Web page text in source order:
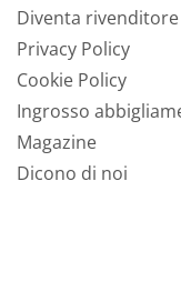
Diventa rivenditore
Privacy Policy
Cookie Policy
Ingrosso
Magazine
Dicono di noi